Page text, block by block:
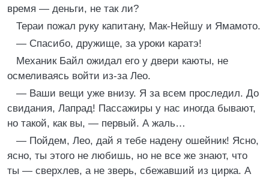
время — деньги, не так ли?
Тераи пожал руку капитану, Мак-Нейшу и Ямамото.
— Спасибо, дружище, за уроки каратэ!
Механик Байл ожидал его у двери каюты, не
осмеливаясь войти из-за Лео.
— Ваши вещи уже внизу. Я за всем проследил. До
свидания, Лапрад! Пассажиры у нас иногда бывают,
но такой, как вы, — первый. А жаль…
— Пойдем, Лео, дай я тебе надену ошейник! Ясно,
ясно, ты этого не любишь, но не все же знают, что
ты — сверхлев, а не зверь, сбежавший из цирка. А